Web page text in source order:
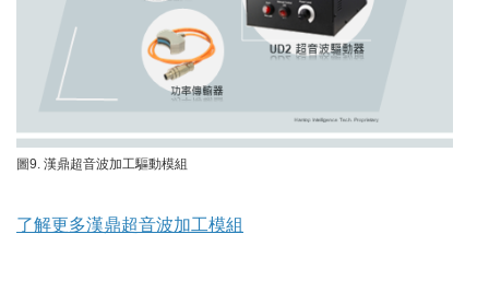
圖9. 漢鼎超音波加工驅動模組
了解更多漢鼎超音波加工模組